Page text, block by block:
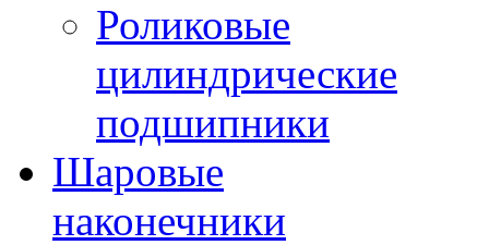
Роликовые
цилиндрические
подшипники
Шаровые
наконечники